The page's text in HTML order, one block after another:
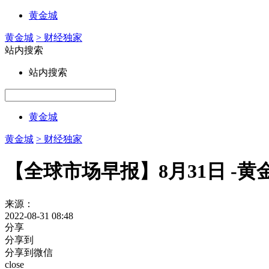
黄金城
黄金城 > 财经独家
站内搜索
站内搜索
黄金城
黄金城 > 财经独家
【全球市场早报】8月31日 -黄
来源：
2022-08-31 08:48
分享
分享到
分享到微信
close